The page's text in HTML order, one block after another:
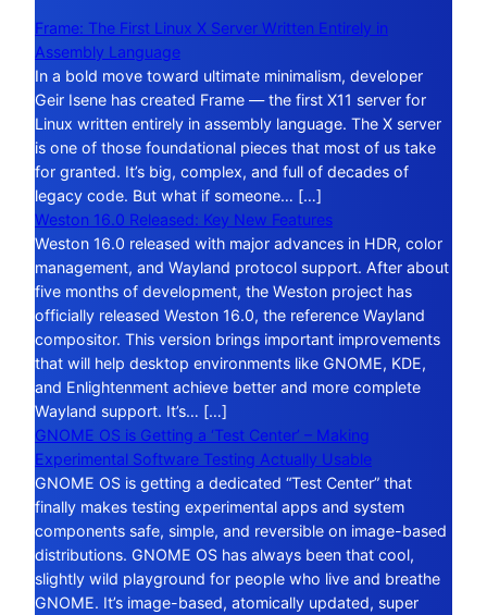
Frame: The First Linux X Server Written Entirely in
Assembly Language
In a bold move toward ultimate minimalism, developer
Geir Isene has created Frame — the first X11 server for
Linux written entirely in assembly language. The X server
is one of those foundational pieces that most of us take
for granted. It’s big, complex, and full of decades of
legacy code. But what if someone… […]
Weston 16.0 Released: Key New Features
Weston 16.0 released with major advances in HDR, color
management, and Wayland protocol support. After about
five months of development, the Weston project has
officially released Weston 16.0, the reference Wayland
compositor. This version brings important improvements
that will help desktop environments like GNOME, KDE,
and Enlightenment achieve better and more complete
Wayland support. It’s… […]
GNOME OS is Getting a ‘Test Center’ – Making
Experimental Software Testing Actually Usable
GNOME OS is getting a dedicated “Test Center” that
finally makes testing experimental apps and system
components safe, simple, and reversible on image-based
distributions. GNOME OS has always been that cool,
slightly wild playground for people who live and breathe
GNOME. It’s image-based, atomically updated, super